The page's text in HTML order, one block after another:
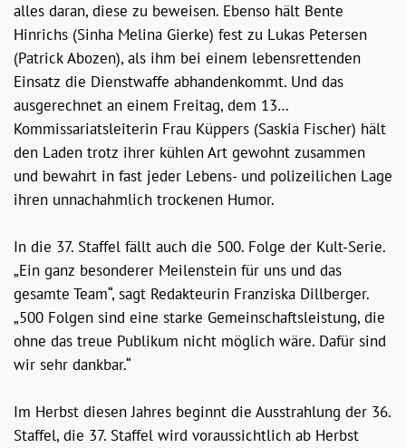
alles daran, diese zu beweisen. Ebenso hält Bente
Hinrichs (Sinha Melina Gierke) fest zu Lukas Petersen
(Patrick Abozen), als ihm bei einem lebensrettenden
Einsatz die Dienstwaffe abhandenkommt. Und das
ausgerechnet an einem Freitag, dem 13…
Kommissariatsleiterin Frau Küppers (Saskia Fischer) hält
den Laden trotz ihrer kühlen Art gewohnt zusammen
und bewahrt in fast jeder Lebens- und polizeilichen Lage
ihren unnachahmlich trockenen Humor.
In die 37. Staffel fällt auch die 500. Folge der Kult-Serie.
„Ein ganz besonderer Meilenstein für uns und das
gesamte Team“, sagt Redakteurin Franziska Dillberger.
„500 Folgen sind eine starke Gemeinschaftsleistung, die
ohne das treue Publikum nicht möglich wäre. Dafür sind
wir sehr dankbar.“
Im Herbst diesen Jahres beginnt die Ausstrahlung der 36.
Staffel, die 37. Staffel wird voraussichtlich ab Herbst